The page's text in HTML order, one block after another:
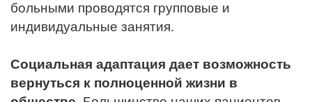
больными проводятся групповые и
индивидуальные занятия.
Социальная адаптация дает возможность
вернуться к полноценной жизни в